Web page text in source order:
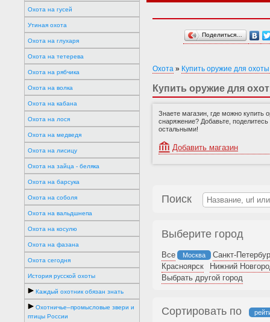
Охота на гусей
Утиная охота
Охота на глухаря
Охота на тетерева
Охота на рябчика
Охота на волка
Охота на кабана
Охота на лося
Охота на медведя
Охота на лисицу
Охота на зайца - беляка
Охота на барсука
Охота на соболя
Охота на вальдшнепа
Охота на косулю
Охота на фазана
Охота сегодня
История русской охоты
Каждый охотник обязан знать
Охотничье–промысловые звери и
птицы России
Поделиться…
Охота » Купить оружие для
Купить оружие для
Знаете магазин, где можно купить
снаряжение? Добавьте,
остальными!
Добавить магазин
Поиск
Выберите город
Все Москва
Санкт-
Красноярск
Нижний
Выбрать другой город
Сортировать по